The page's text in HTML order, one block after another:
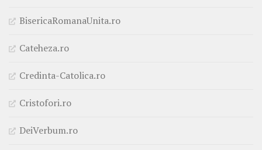
BisericaRomanaUnita.ro
Cateheza.ro
Credinta-Catolica.ro
Cristofori.ro
DeiVerbum.ro